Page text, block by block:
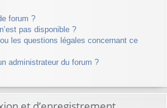
forum ?
pas disponible ?
les questions légales concernant ce
administrateur du forum ?